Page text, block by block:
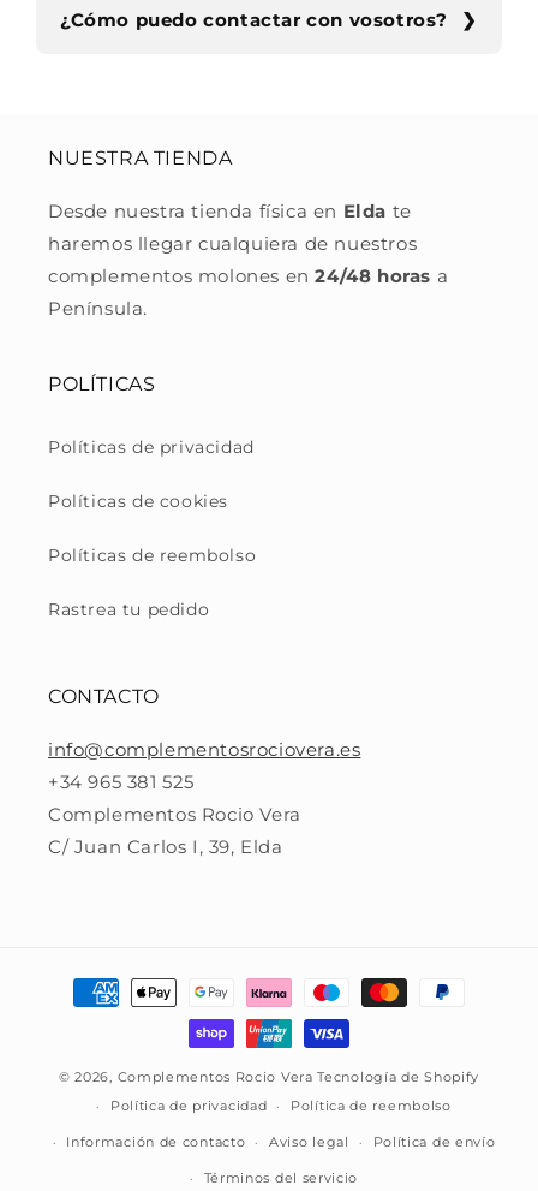
¿Cómo puedo contactar con vosotros?
NUESTRA TIENDA
Desde nuestra tienda física en Elda te
haremos llegar cualquiera de nuestros
complementos molones en24/48 horas a
Península.
POLÍTICAS
Políticas de privacidad
Políticas de cookies
Políticas de reembolso
Rastrea tu pedido
CONTACTO
info@complementosrociovera.es
+34 965 381 525
Complementos Rocio Vera
C/ Juan Carlos I, 39, Elda
Formas
© 2026, Complementos Rocio Vera Tecnología de Shopify
Política de privacidad
Política de reembolso
Información de contacto Aviso legal Política de envío
Términos del servicio